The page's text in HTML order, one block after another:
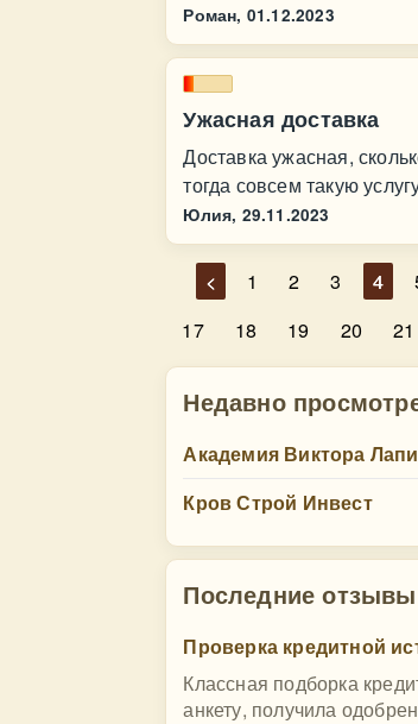
Роман, 01.12.2023
Ужасная доставка
Доставка ужасная,
тогда совсем такую
Юлия, 29.11.2023
< 1 2 3 4
17
18 19 20 21
Недавно
Академия Виктора
Кров Строй Инвест
Последние отзывы
Проверка кредитной
Классная подборка
анкету, получила